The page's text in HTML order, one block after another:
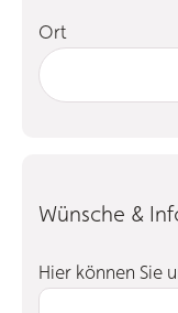
Ort
Wünsche &
Hier können Sie